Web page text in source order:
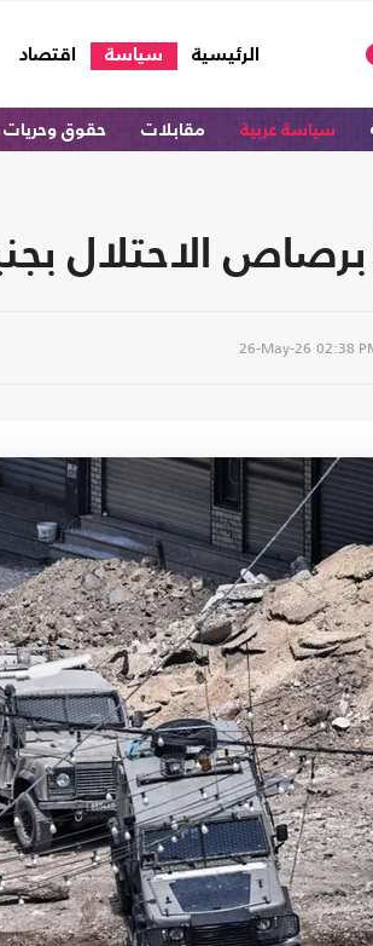
الرئيسية
(current) سياسة اقتصاد
سياسة عربية مقابلات حقوق وحريات
الاحتلال بجنين..
26-May-26 02:38